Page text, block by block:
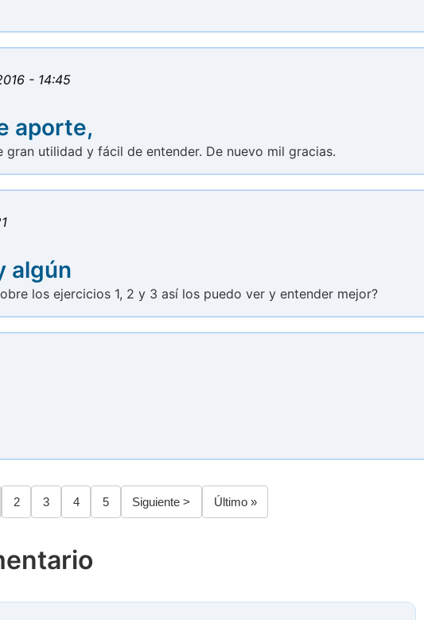
- 14:45
aporte,
utilidad y fácil de entender. De nuevo mil gracias.
algún
los ejercicios 1, 2 y 3 así los puedo ver y entender mejor?
Página
2 Página
3 Página
4 Página
5
Siguiente
página
Siguiente >
Última
página
Último »